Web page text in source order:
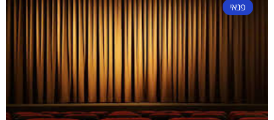
לפרטים והרשמה
פנאי